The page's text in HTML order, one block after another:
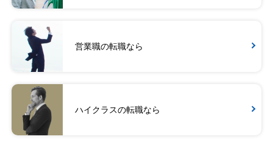
営業職の転職なら
ハイクラスの転職なら